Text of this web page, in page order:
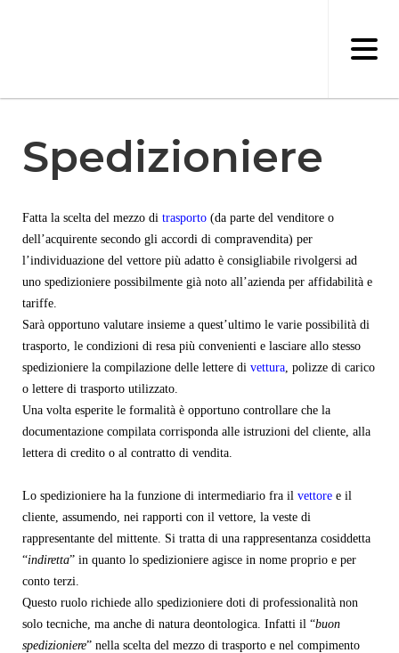
Spedizioniere
Fatta la scelta del mezzo di trasporto (da parte del venditore o
dell’acquirente secondo gli accordi di compravendita) per
l’individuazione del vettore più adatto è consigliabile rivolgersi ad
uno spedizioniere possibilmente già noto all’azienda per affidabilità e
tariffe.
Sarà opportuno valutare insieme a quest’ultimo le varie possibilità di
trasporto, le condizioni di resa più convenienti e lasciare allo stesso
spedizioniere la compilazione delle lettere di vettura, polizze di carico
o lettere di trasporto utilizzato.
Una volta esperite le formalità è opportuno controllare che la
documentazione compilata corrisponda alle istruzioni del cliente, alla
lettera di credito o al contratto di vendita.
Lo spedizioniere ha la funzione di intermediario fra il vettore e il
cliente, assumendo, nei rapporti con il vettore, la veste di
rappresentante del mittente. Si tratta di una rappresentanza cosiddetta
“indiretta” in quanto lo spedizioniere agisce in nome proprio e per
conto terzi.
Questo ruolo richiede allo spedizioniere doti di professionalità non
solo tecniche, ma anche di natura deontologica. Infatti il “buon
spedizioniere” nella scelta del mezzo di trasporto e nel compimento